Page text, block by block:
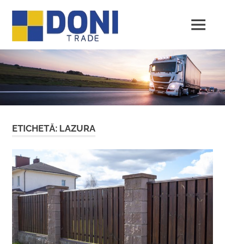
conținut
MENU
ETICHETĂ: LAZURA